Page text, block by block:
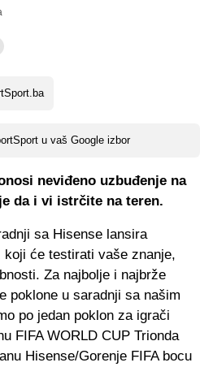
u vaš Google izbor
neviđeno uzbuđenje na
da i vi istrčite na teren.
sa Hisense lansira
će testirati vaše znanje,
Za najbolje i najbrže
poklone u saradnji sa našim
po jedan poklon za igrači
FIFA WORLD CUP Trionda
Hisense/Gorenje FIFA bocu